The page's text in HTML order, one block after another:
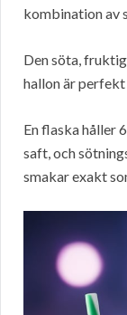
kombination av
Den söta,
hallon är
En flaska håller
saft, och
smakar exakt